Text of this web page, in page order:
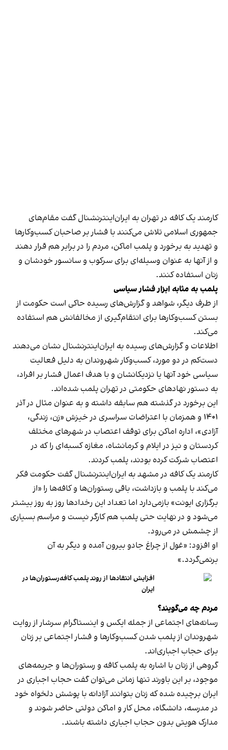
کارمند یک کافه در تهران به ایران‌اینترنشنال گفت مقام‌های
جمهوری اسلامی تلاش می‌کنند با فشار بر صاحبان کسب‌وکارها
و تهدید به برخورد و پلمب اماکن، مردم را در برابر هم قرار دهند
و از آنها به عنوان وسیله‌ای برای سرکوب و سانسور خودشان و
زنان استفاده کنند.
پلمب به مثابه ابزار فشار سیاسی
از طرف دیگر، شواهد و گزارش‌های رسیده حاکی است حکومت از
بستن کسب‌وکارها برای انتقام‌گیری از مخالفانش هم استفاده
می‌کند.
اطلاعات و گزارش‌های رسیده به ایران‌اینترنشنال نشان می‌دهند
دست‌کم در دو مورد، کسب‌وکار شهروندان به دلیل فعالیت
سیاسی خود آنها یا نزدیکانشان و با هدف اعمال فشار بر افراد،
به دستور نهادهای حکومتی در تهران پلمب شده‌اند.
این برخورد در گذشته هم سابقه داشته و به عنوان مثال در آذر
۱۴۰۱ و همزمان با اعتراضات سراسری در خیزش «زن، زندگی،
آزادی»، اداره اماکن برای توقف اعتصاب در شهرهای مختلف
کردستان و نیز در ایلام و کرمانشاه، مغازه کسبه‌ای را که در
اعتصاب شرکت کرده بودند، پلمب کردند.
کارمند یک کافه در مشهد به ایران‌اینترنشنال گفت حکومت فکر
می‌کند با پلمب و بازداشت، باقی رستوران‌ها و کافه‌ها را «از
برگزاری ایونت» بازمی‌دارد اما تعداد این رخدادها روز به روز بیشتر
می‌شود و در نهایت حتی پلمب هم کارگر نیست و مراسم بسیاری
از چشمش در می‌رود.
او افزود: «غول از چراغ جادو بیرون آمده و دیگر به آن
برنمی‎‌گردد.»
افزایش انتقادها از روند پلمب کافه‌رستوران‌ها در
ایران
مردم چه می‌گویند؟
رسانه‎‌های اجتماعی از جمله ایکس و اینستاگرام سرشار از روایت
شهروندان از پلمب شدن کسب‌وکارها و فشار اجتماعی بر زنان
برای حجاب اجباری‌اند.
گروهی از زنان با اشاره به پلمب کافه و رستوران‌ها و جریمه‌های
موجود، بر این باورند تنها زمانی می‌توان گفت حجاب اجباری در
ایران برچیده شده که زنان بتوانند آزادانه با پوشش دلخواه خود
در مدرسه، دانشگاه، محل کار و اماکن دولتی حاضر شوند و
مدارک هویتی بدون حجاب اجباری داشته باشند.